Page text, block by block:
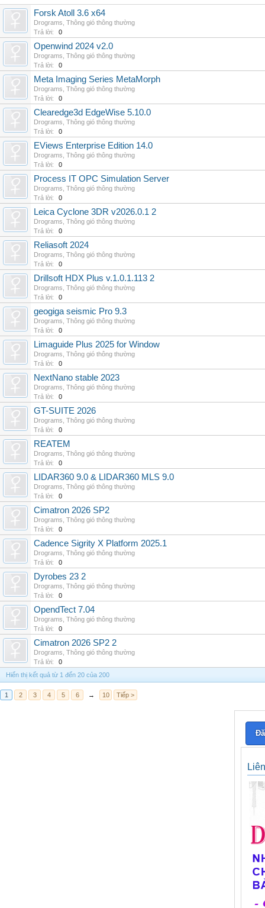
Forsk Atoll 3.6 x64
Drograms Thông gió thông thường
Trả lời:
0
Openwind 2024 v2.0
Drograms Thông gió thông thường
Trả lời:
0
Meta Imaging Series MetaMorph
Drograms Thông gió thông thường
Trả lời:
0
Clearedge3d EdgeWise 5.10.0
Drograms Thông gió thông thường
Trả lời:
0
EViews Enterprise Edition 14.0
Drograms Thông gió thông thường
Trả lời:
0
Process IT OPC Simulation Server
Drograms Thông gió thông thường
Trả lời:
0
Leica Cyclone 3DR v2026.0.1 2
Drograms Thông gió thông thường
Trả lời:
0
Reliasoft 2024
Drograms Thông gió thông thường
Trả lời:
0
Drillsoft HDX Plus v.1.0.1.113 2
Drograms Thông gió thông thường
Trả lời:
0
geogiga seismic Pro 9.3
Drograms Thông gió thông thường
Trả lời:
0
Limaguide Plus 2025 for Window
Drograms Thông gió thông thường
Trả lời:
0
NextNano stable 2023
Drograms Thông gió thông thường
Trả lời:
0
GT-SUITE 2026
Drograms Thông gió thông thường
Trả lời:
0
REATEM
Drograms Thông gió thông thường
Trả lời:
0
LIDAR360 9.0 & LIDAR360 MLS 9.0
Drograms Thông gió thông thường
Trả lời:
0
Cimatron 2026 SP2
Drograms Thông gió thông thường
Trả lời:
0
Cadence Sigrity X Platform 2025.1
Drograms Thông gió thông thường
Trả lời:
0
Dyrobes 23 2
Drograms Thông gió thông thường
Trả lời:
0
OpendTect 7.04
Drograms Thông gió thông thường
Trả lời:
0
Cimatron 2026 SP2 2
Drograms Thông gió thông thường
Trả lời:
0
Hiển thị kết quả từ 1 đến 20 của 200
1 2 3 4 5 6 → 10 Tiếp >